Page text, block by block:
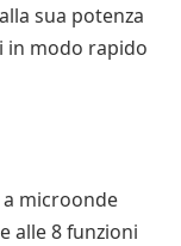
sua potenza
in modo rapido
microonde
alle 8 funzioni